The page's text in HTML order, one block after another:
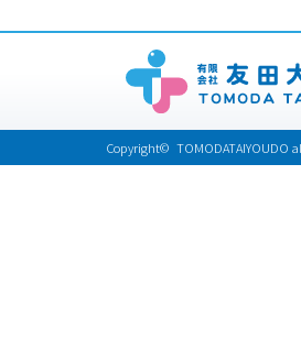
Copyright© TOMODATAIYOUDO